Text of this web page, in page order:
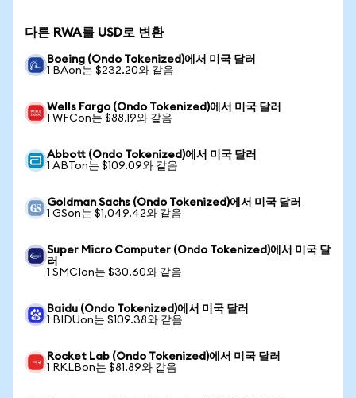
다른 RWA를 USD로 변환
Boeing (Ondo Tokenized)에서 미국 달러
1 BAon는 $232.20와 같음
Wells Fargo (Ondo Tokenized)에서 미국 달러
1 WFCon는 $88.19와 같음
Abbott (Ondo Tokenized)에서 미국 달러
1 ABTon는 $109.09와 같음
Goldman Sachs (Ondo Tokenized)에서 미국 달러
1 GSon는 $1,049.42와 같음
Super Micro Computer (Ondo Tokenized)에서 미국 달
러
1 SMCIon는 $30.60와 같음
Baidu (Ondo Tokenized)에서 미국 달러
1 BIDUon는 $109.38와 같음
Rocket Lab (Ondo Tokenized)에서 미국 달러
1 RKLBon는 $81.89와 같음